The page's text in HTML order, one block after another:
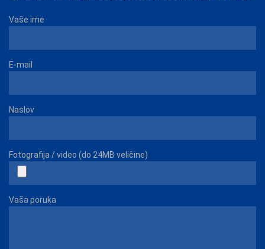
Vaše ime
E-mail
Naslov
Fotografija / video (do 24MB veličine)
Vaša poruka